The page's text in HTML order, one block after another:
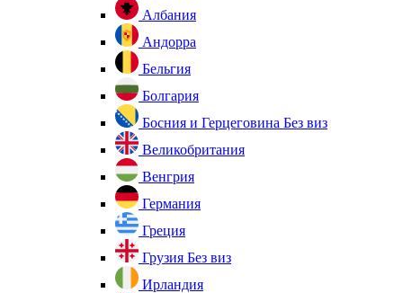
Албания
Андорра
Бельгия
Болгария
Босния и Герцеговина Без виз
Великобритания
Венгрия
Германия
Греция
Грузия Без виз
Ирландия